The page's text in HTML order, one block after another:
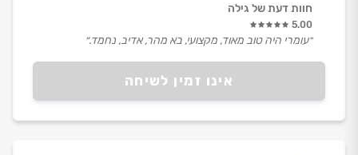
אינו זמין לשיחה
חוות דעת של גילה
5.00
״עומרי היה טוב מאוד, מקצועי, בא מהר, אדיב, נחמד.״